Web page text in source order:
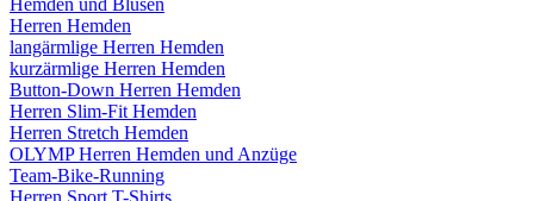
Hemden und Blusen
Herren Hemden
langärmlige Herren Hemden
kurzärmlige Herren Hemden
Button-Down Herren Hemden
Herren Slim-Fit Hemden
Herren Stretch Hemden
OLYMP Herren Hemden und Anzüge
Team-Bike-Running
Herren Sport T-Shirts